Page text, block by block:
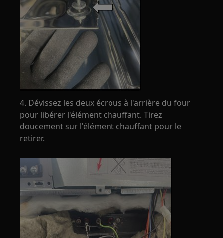
4. Dévissez les deux écrous à l'arrière du four
pour libérer l'élément chauffant. Tirez
doucement sur l'élément chauffant pour le
retirer.